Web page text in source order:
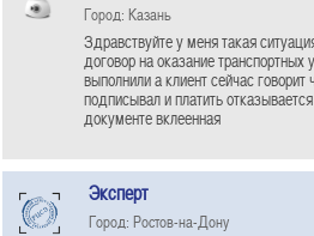
Город: Казань
Здравствуйте у меня такая
договор на оказание
выполнили а клиент сейчас говорит
подписывал и платить
документе вклеенная
Эксперт
Город: Ростов-на-Дону